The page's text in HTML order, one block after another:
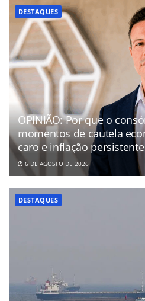
DESTAQUES
OPINIÃO: Por que o
momentos de cautela
caro e inflação persistente
6 DE AGOSTO DE 2026
DESTAQUES